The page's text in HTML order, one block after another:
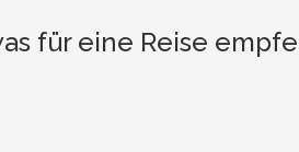
für eine Reise